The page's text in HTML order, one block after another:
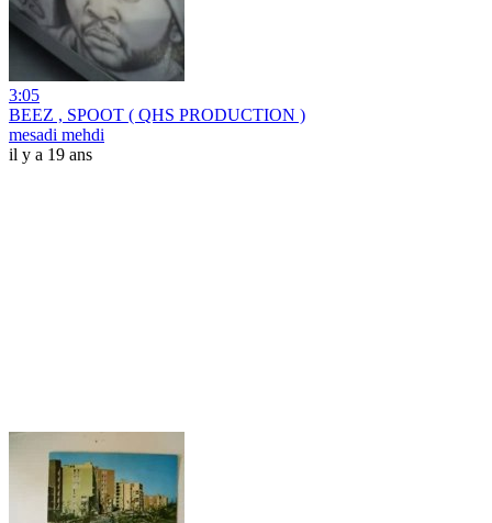
3:05
BEEZ , SPOOT ( QHS PRODUCTION )
mesadi mehdi
il y a 19 ans